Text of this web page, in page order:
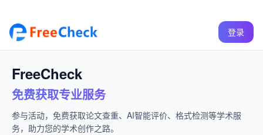
登录
FreeCheck
免费获取专业服务
参与活动，免费获取论文查重、AI智能评价、格式检测等学术服
务，助力您的学术创作之路。